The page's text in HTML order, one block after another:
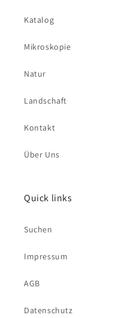
Katalog
Mikroskopie
Natur
Landschaft
Kontakt
Über Uns
Quick links
Suchen
Impressum
AGB
Datenschutz